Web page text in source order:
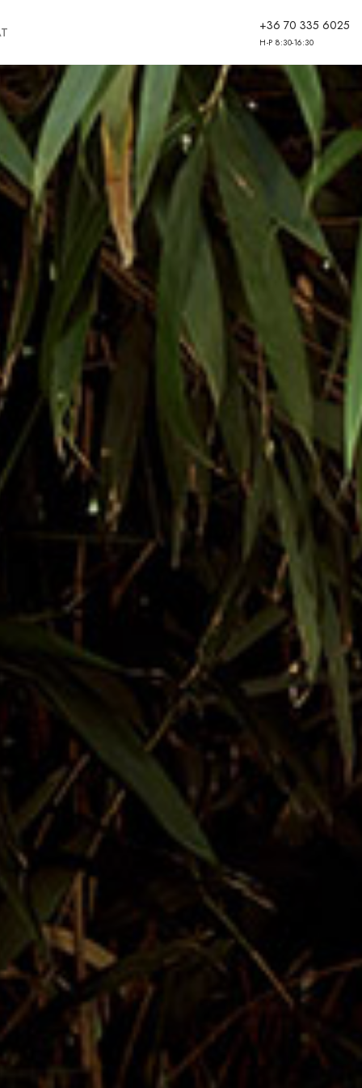
+36 70 335 6025
H-P 8:30-16:30